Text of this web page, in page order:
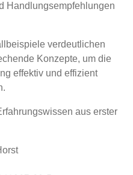
Handlungsempfehlungen
verdeutlichen
Konzepte, um die
effektiv und effizient
aus erster